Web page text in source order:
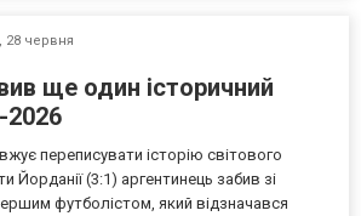
28 червня
ще один історичний
переписувати історію світового
Йорданії (3:1) аргентинець забив зі
футболістом, який відзначався